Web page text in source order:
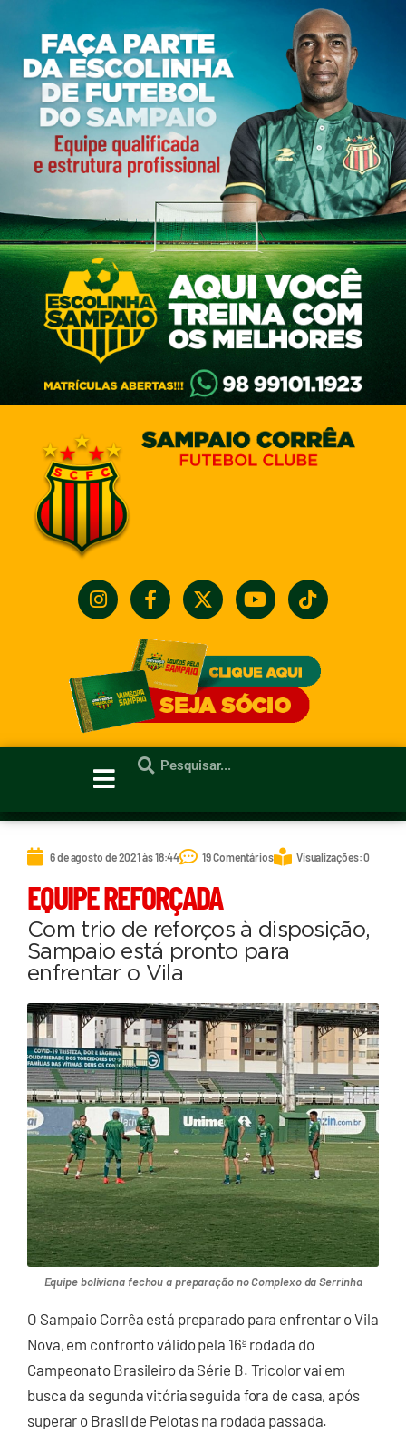
6 de agosto de 2021 às 18:44 19 Comentários Visualizações: 0
EQUIPE REFORÇADA
Com trio de reforços à disposição,
Sampaio está pronto para
enfrentar o Vila
Equipe boliviana fechou a preparação no Complexo da Serrinha
O Sampaio Corrêa está preparado para enfrentar o Vila
Nova, em confronto válido pela 16ª rodada do
Campeonato Brasileiro da Série B. Tricolor vai em
busca da segunda vitória seguida fora de casa, após
superar o Brasil de Pelotas na rodada passada.